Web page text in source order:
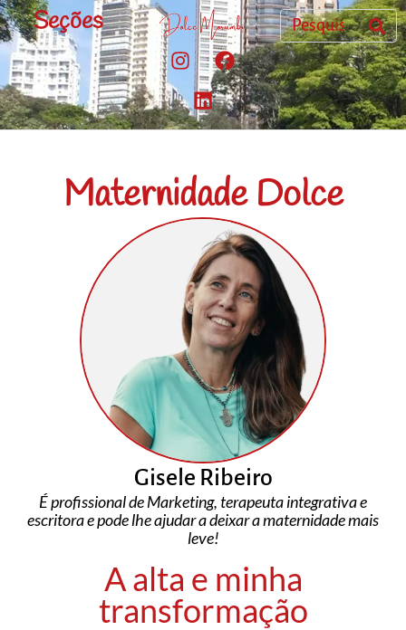
Seções
Maternidade Dolce
Gisele Ribeiro
É profissional de Marketing, terapeuta integrativa e
escritora e pode lhe ajudar a deixar a maternidade mais
leve!
A alta e minha
transformação